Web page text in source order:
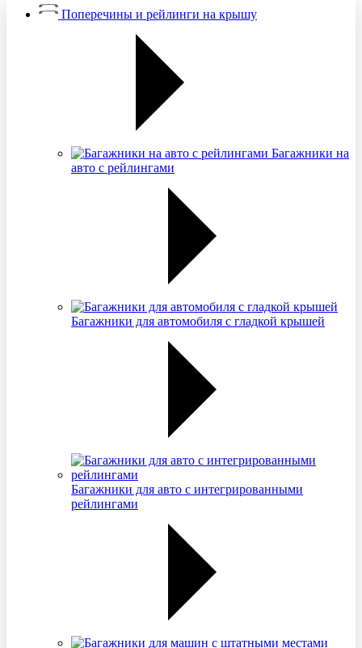
Поперечины и рейлинги на крышу
Багажники на
авто с рейлингами
Багажники для автомобиля с гладкой крышей
Багажники для авто с интегрированными
рейлингами